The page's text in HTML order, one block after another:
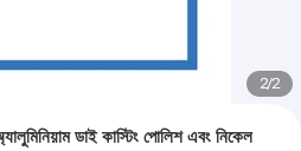
2/2
ডাই কাস্টিং পোলিশ এবং নিকেল